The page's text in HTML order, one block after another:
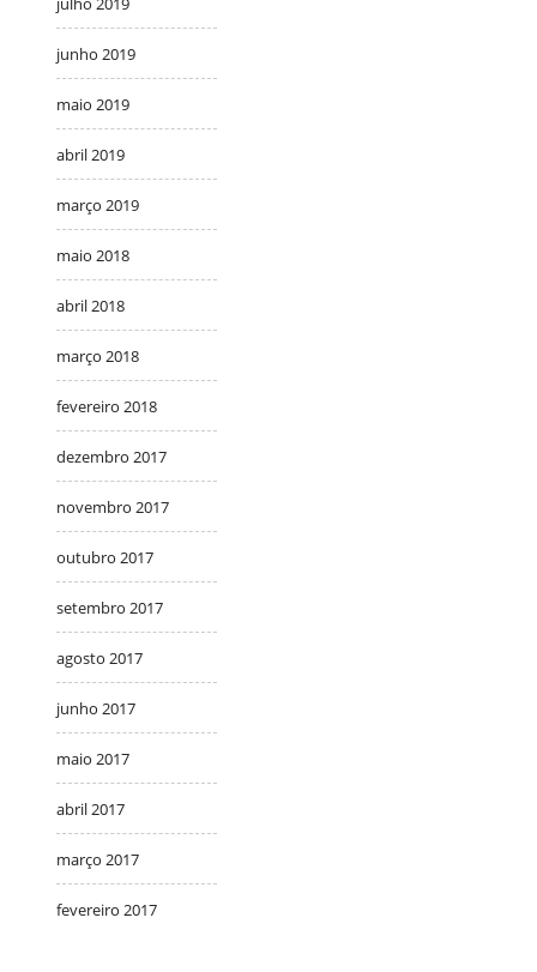
junho 2019
maio 2019
abril 2019
março 2019
maio 2018
abril 2018
março 2018
fevereiro 2018
dezembro 2017
novembro 2017
outubro 2017
setembro 2017
agosto 2017
junho 2017
maio 2017
abril 2017
março 2017
fevereiro 2017